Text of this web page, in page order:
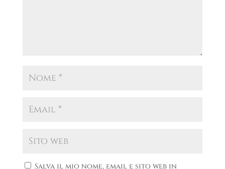
Salva il mio nome, email e sito web in